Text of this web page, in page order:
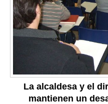
La alcaldesa y el
mantienen un